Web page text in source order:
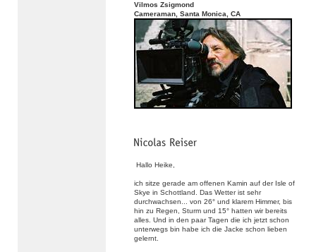
Vilmos Zsigmond
Cameraman, Santa Monica, CA
Hallo Heike,
ich sitze gerade am offenen Kamin auf der Isle of
Skye in Schottland. Das Wetter ist sehr
durchwachsen... von 26° und klarem Himmer, bis
hin zu Regen, Sturm und 15° hatten wir bereits
alles. Und in den paar Tagen die ich jetzt schon
unterwegs bin habe ich die Jacke schon lieben
gelernt.